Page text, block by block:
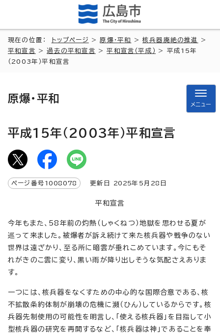
現在の位置： トップページ >原爆・平和 >核兵器廃絶の推進
>
平和宣言
>過去の平和宣言 >平和宣言（平成）
> 平成15年
（2003年）平和宣言
原爆・平和
メニュー
平成15年（2003年）平和宣言
ページ番号 1008078 更新日 2025年5月 28 日
平和宣言
今年もまた、58年前の灼熱（しゃくねつ）地獄を思わせる夏が
巡って来ました。被爆者が訴え続けて来た核兵器や戦争のない
世界は遠ざかり、至る所に暗雲が垂れこめています。今にもそ
れがきのこ雲に変り、黒い雨が降り出しそうな気配さえありま
す。
一つには、核兵器をなくすための中心的な国際合意である、核
不拡散条約体制が崩壊の危機に瀕（ひん）しているからです。核
兵器先制使用の可能性を明言し、「使える核兵器」を目指して小
型核兵器の研究を再開するなど、「核兵器は神」であることを奉